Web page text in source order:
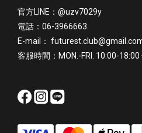
官方LINE：@uzv7029y
電話：06-3966663
E-mail：
客服時間：MON.-FRI. 10:00-18:00